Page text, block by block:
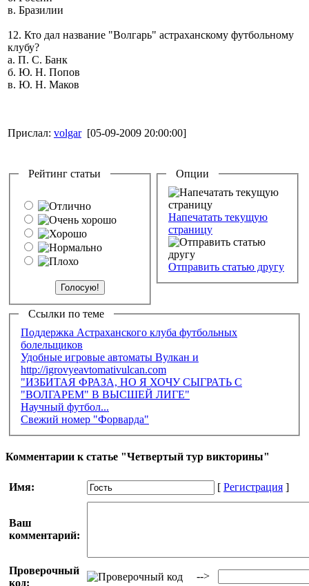
в. Бразилии
12. Кто дал название "Волгарь" астраханскому футбольному
клубу?
а. П. С. Банк
б. Ю. Н. Попов
в. Ю. Н. Маков
Прислал: volgar [05-09-2009 20:00:00]
Рейтинг статьи Опции
Напечатать текущую
страницу
Отправить статью другу
Ссылки по теме
Поддержка Астраханского клуба футбольных
болельщиков
Удобные игровые автоматы Вулкан и
http://igrovyeavtomativulcan.com
"ИЗБИТАЯ ФРАЗА, НО Я ХОЧУ СЫГРАТЬ С
"ВОЛГАРЕМ" В ВЫСШЕЙ ЛИГЕ"
Научный футбол...
Свежий номер "Форварда"
Комментарии к статье "Четвертый тур викторины"
Имя: [ Регистрация ]
Ваш
комментарий:
Проверочный
код:
-->